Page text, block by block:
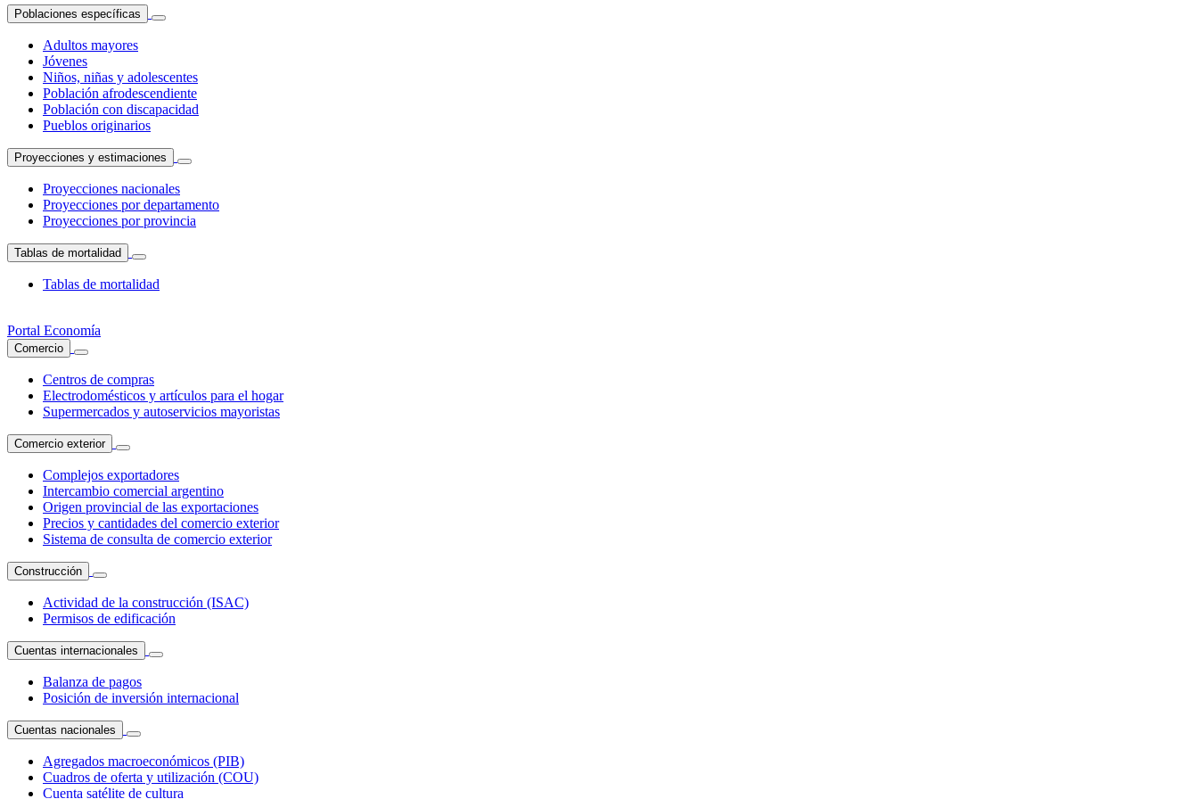
Poblaciones específicas
Adultos mayores
Jóvenes
Niños, niñas y adolescentes
Población afrodescendiente
Población con discapacidad
Pueblos originarios
Proyecciones y estimaciones
Proyecciones nacionales
Proyecciones por departamento
Proyecciones por provincia
Tablas de mortalidad
Tablas de mortalidad
Portal Economía
Comercio
Centros de compras
Electrodomésticos y artículos para el hogar
Supermercados y autoservicios mayoristas
Comercio exterior
Complejos exportadores
Intercambio comercial argentino
Origen provincial de las exportaciones
Precios y cantidades del comercio exterior
Sistema de consulta de comercio exterior
Construcción
Actividad de la construcción (ISAC)
Permisos de edificación
Cuentas internacionales
Balanza de pagos
Posición de inversión internacional
Cuentas nacionales
Agregados macroeconómicos (PIB)
Cuadros de oferta y utilización (COU)
Cuenta satélite de cultura